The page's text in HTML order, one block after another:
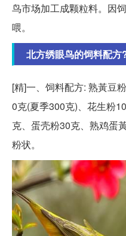
鸟市场加工成颗粒料。因
喂。
北方绣眼鸟的饲料配方
[精]一、饲料配方: 熟黃豆
0克(夏季300克)、花生粉
克、蛋壳粉30克、熟鸡蛋
粉状。